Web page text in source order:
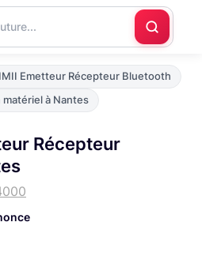
Emetteur Récepteur Bluetooth
matériel à Nantes
Récepteur